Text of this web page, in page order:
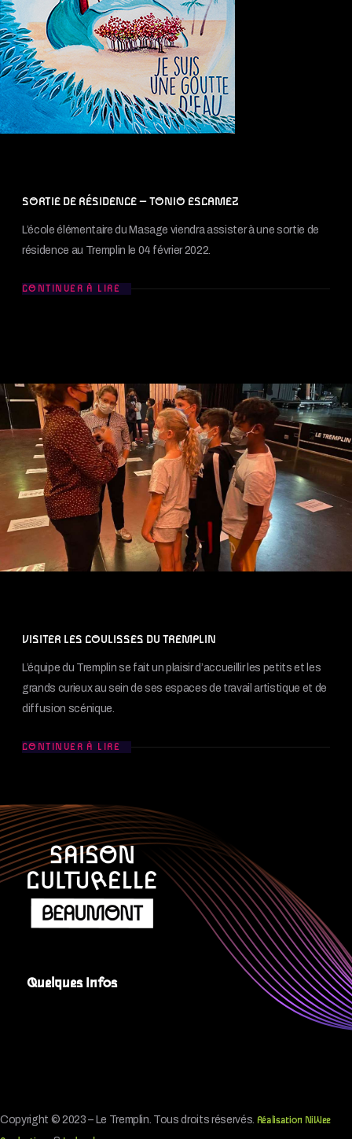
SORTIE DE RÉSIDENCE – TONIO ESCAMEZ
L’école élémentaire du Masage viendra assister à une sortie de
résidence au Tremplin le 04 février 2022.
CONTINUER À LIRE
VISITER LES COULISSES DU TREMPLIN
L’équipe du Tremplin se fait un plaisir d’accueillir les petits et les
grands curieux au sein de ses espaces de travail artistique et de
diffusion scénique.
CONTINUER À LIRE
Quelques Infos
Copyright © 2023 – Le Tremplin. Tous droits réservés. Réalisation NiWee